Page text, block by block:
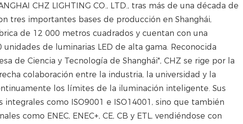
CHZ LIGHTING CO., LTD., tras más de una década de
tres importantes bases de producción en Shanghái,
de 12 000 metros cuadrados y cuentan con una
de luminarias LED de alta gama. Reconocida
de Ciencia y Tecnología de Shanghái", CHZ se rige por la
colaboración entre la industria, la universidad y la
los límites de la iluminación inteligente. Sus
como ISO9001 e ISO14001, sino que también
como ENEC, ENEC+, CE, CB y ETL, vendiéndose con